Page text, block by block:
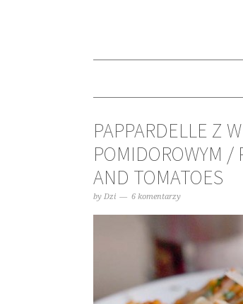
PAPPARDELLE Z
POMIDOROWYM /
AND TOMATOES
by Dzi 6 komentarzy